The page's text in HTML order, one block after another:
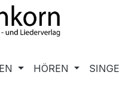
springen
HÖREN